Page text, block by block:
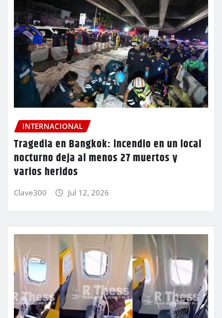
INTERNACIONAL
Tragedia en Bangkok: incendio en un local
nocturno deja al menos 27 muertos y
varios heridos
Clave300 Jul 12, 2026